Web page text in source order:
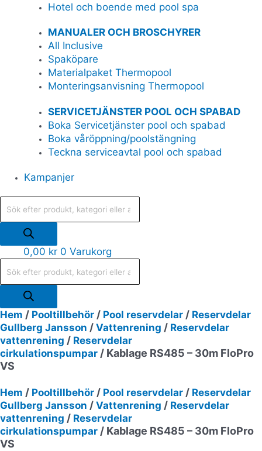
Hotel och boende med pool spa
MANUALER OCH BROSCHYRER
All Inclusive
Spaköpare
Materialpaket Thermopool
Monteringsanvisning Thermopool
SERVICETJÄNSTER POOL OCH SPABAD
Boka Servicetjänster pool och spabad
Boka våröppning/poolstängning
Teckna serviceavtal pool och spabad
Kampanjer
0,00 kr 0 Varukorg
Hem / Pooltillbehör / Pool reservdelar / Reservdelar
Gullberg Jansson / Vattenrening / Reservdelar
vattenrening / Reservdelar
cirkulationspumpar / Kablage RS485 – 30m FloPro
VS
Hem / Pooltillbehör / Pool reservdelar / Reservdelar
Gullberg Jansson / Vattenrening / Reservdelar
vattenrening / Reservdelar
cirkulationspumpar / Kablage RS485 – 30m FloPro
VS